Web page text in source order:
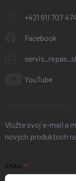
+421 911 707
Facebook
YouTube
Vložte svoj e-mail a
nových produktoch
EMAIL